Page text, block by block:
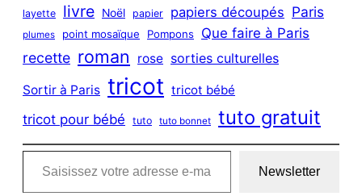
layette livre Noël papier papiers découpés Paris
plumes point mosaïque Pompons Que faire à Paris
recette roman rose sorties culturelles
Sortir à Paris tricot tricot bébé
tricot pour bébé tuto tuto bonnet tuto gratuit
Saisissez votre adresse e-mail…
Newsletter